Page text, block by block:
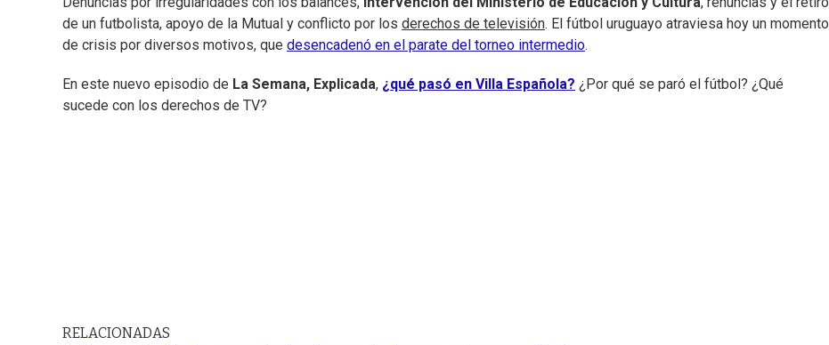
de un futbolista, apoyo de la Mutual y conflicto por los derechos de televisión. El fútbol uruguayo atraviesa hoy un momento
de crisis por diversos motivos, que desencadenó en el parate del torneo intermedio.
En este nuevo episodio de La Semana, Explicada, ¿qué pasó en Villa Española? ¿Por qué se paró el fútbol? ¿Qué
sucede con los derechos de TV?
RELACIONADAS